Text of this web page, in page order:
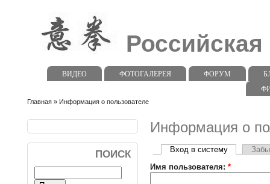
ВИДЕО ФОТОГАЛЕРЕЯ ФОРУМ
Главная » Информация о пользователе
Информация о
Вход в систему
Имя пользователя: *
ПОИСК